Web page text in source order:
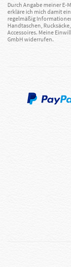
Durch Angabe meiner
erkläre ich mich damit
regelmäßig
Handtaschen,
Accessoires. Meine
GmbH widerrufen.